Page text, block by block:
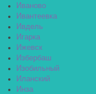
Иваново
Ивантеевка
Ивдель
Игарка
Ижевск
Избербаш
Изобильный
Иланский
Инза